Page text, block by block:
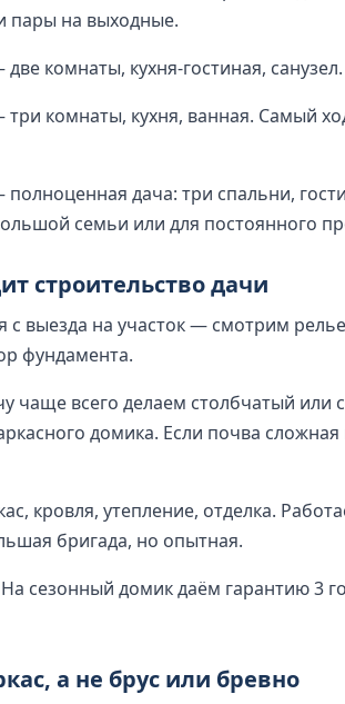
пары на выходные.
комнаты, кухня-гостиная,
комнаты, кухня, ванная. Самый
дача: три спальни,
семьи или для постоянного
строительство дачи
с выезда на участок — смотрим
фундамента.
чаще всего делаем столбчатый
домика. Если почва
кровля, утепление, отделка.
бригада, но опытная.
сезонный домик даём гарантию 3
а не брус или бревно